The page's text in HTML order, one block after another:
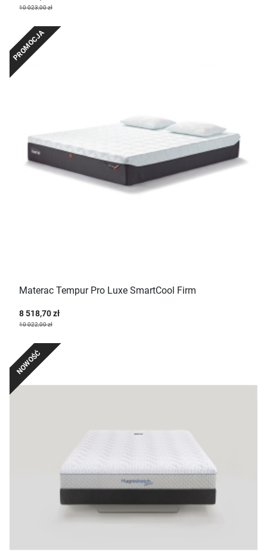
10 023,00 zł
PROMOCJA
Materac Tempur Pro Luxe SmartCool Firm
8 518,70 zł
10 022,00 zł
NOWOŚĆ